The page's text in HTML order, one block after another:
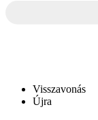
Visszavonás
Újra